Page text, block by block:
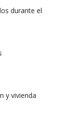
durante el
y vivienda